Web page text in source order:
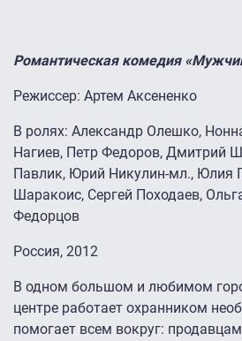
Романтическая комедия
Режиссер: Артем Аксененко
В ролях: Александр Олешко,
Нагиев, Петр Федоров, Дмитрий
Павлик, Юрий Никулин-мл., Юлия
Шаракоис, Сергей Походаев,
Федорцов
Россия, 2012
В одном большом и любимом
центре работает охранником
помогает всем вокруг: